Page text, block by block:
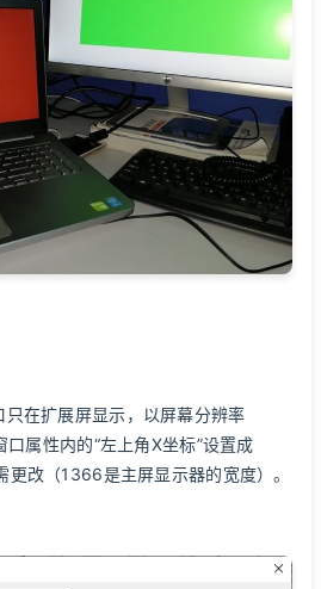
在扩展屏显示，以屏幕分辨率
属性内的“左上角X坐标”设置成
改（1366是主屏显示器的宽度）。